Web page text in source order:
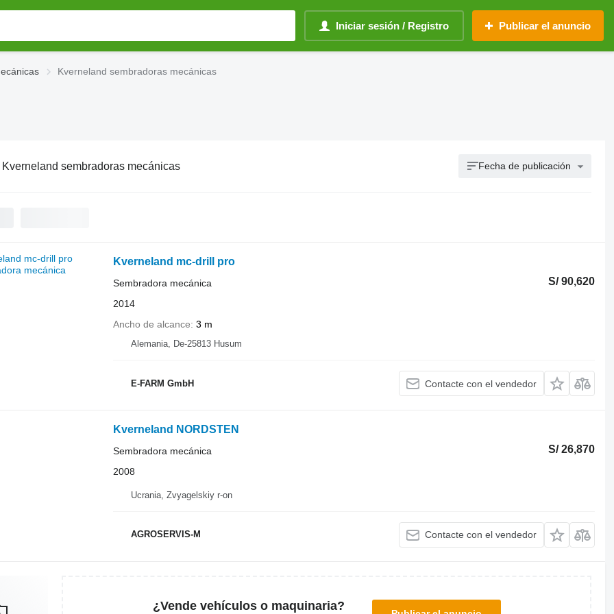
Iniciar sesión / Registro Publicar el anuncio
Kverneland sembradoras mecánicas
Kverneland sembradoras mecánicas Fecha de publicación
Kverneland mc-drill pro
S/ 90,620
Sembradora mecánica
2014
Ancho de alcance 3 m
Alemania, De-25813 Husum
E-FARM GmbH Contacte con el vendedor
Kverneland NORDSTEN
S/ 26,870
Sembradora mecánica
2008
Ucrania, Zvyagelskiy r-on
AGROSERVIS-M Contacte con el vendedor
¿Vende vehículos o maquinaria?